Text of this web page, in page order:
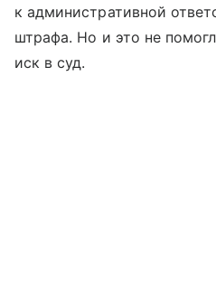
к административной
штрафа. Но и это не
иск в суд.